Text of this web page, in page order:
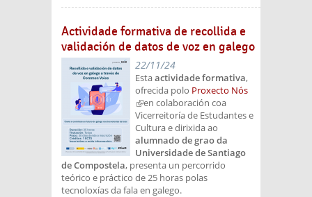
Actividade formativa de recollida e
validación de datos de voz en galego
22/11/24
Estaactividade formativa,
ofrecida polo Proxecto Nós
(link is external)
en colaboración coa
Vicerreitoría de Estudantes e
Culturae dirixida ao
alumnado de grao da
Universidade de Santiago
de Compostela, presenta un percorrido
teórico e práctico de 25 horas polas
tecnoloxías da fala en galego.